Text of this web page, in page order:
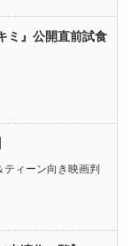
ミ』公開直前試食
ティーン向き映画判